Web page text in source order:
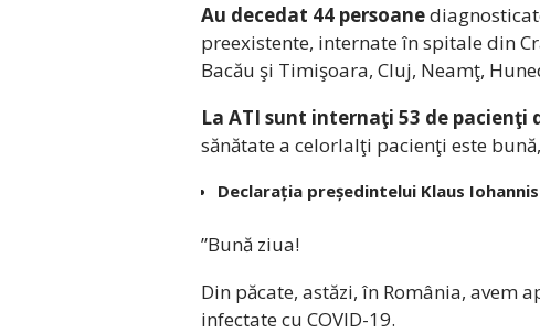
Au decedat 44 persoane
preexistente, internate în spitale din
Bacău şi Timişoara, Cluj, Neamţ,
La ATI sunt internaţi 53 de pacienţi
sănătate a celorlalţi pacienţi este
Declarația președintelui Klaus
”Bună ziua!
Din păcate, astăzi, în România, avem
infectate cu COVID-19.